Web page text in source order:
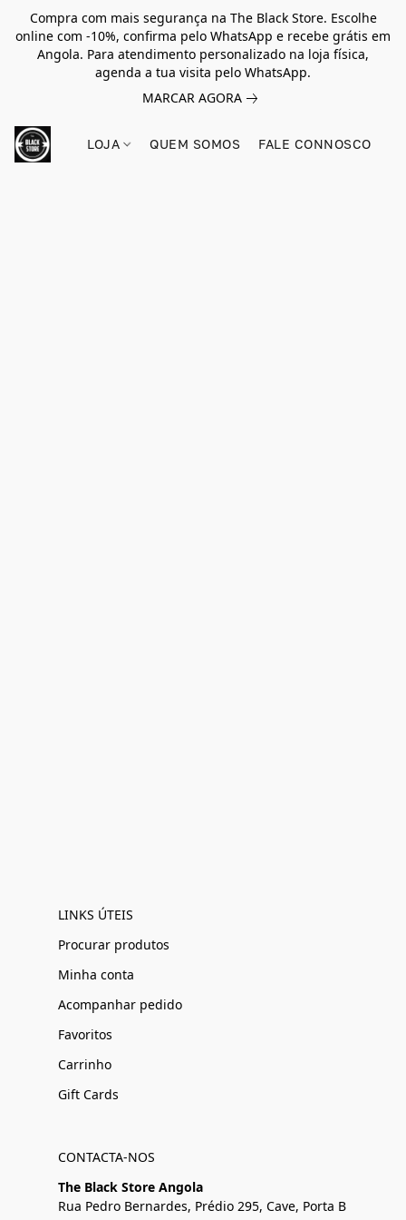
Compra com mais segurança na The Black Store. Escolhe
online com -10%, confirma pelo WhatsApp e recebe grátis em
Angola. Para atendimento personalizado na loja física,
agenda a tua visita pelo WhatsApp.
MARCAR AGORA
LOJA QUEM SOMOS FALE CONNOSCO
LINKS ÚTEIS
Procurar produtos
Minha conta
Acompanhar pedido
Favoritos
Carrinho
Gift Cards
CONTACTA-NOS
The Black Store Angola
Rua Pedro Bernardes, Prédio 295, Cave, Porta B